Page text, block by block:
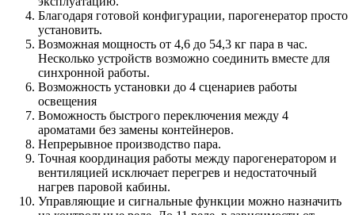
Благодаря готовой конфигурации, парогенератор просто
установить.
Возможная мощность от 4,6 до 54,3 кг пара в час.
Несколько устройств возможно соединить вместе для
синхронной работы.
Возможность установки до 4 сценариев работы
освещения
Воможность быстрого переключения между 4
ароматами без замены контейнеров.
Непрерывное производство пара.
Точная координация работы между парогенератором и
вентиляцией исключает перегрев и недостаточный
нагрев паровой кабины.
Управляющие и сигнальные функции можно назначить